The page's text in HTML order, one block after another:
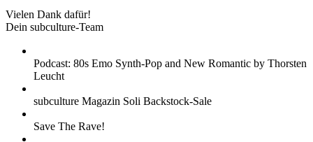
Vielen Dank dafür!
Dein subculture-Team
Podcast: 80s Emo Synth-Pop and New Romantic by Thorsten
Leucht
subculture Magazin Soli Backstock-Sale
Save The Rave!